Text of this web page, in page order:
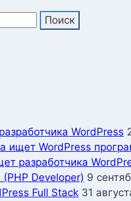
WordPress
ищет WordPress
разработчика
Developer) 9
Full Stack 31